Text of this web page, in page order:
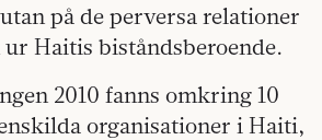
på de perversa relationer
Haitis biståndsberoende.
2010 fanns omkring 10
organisationer i Haiti,